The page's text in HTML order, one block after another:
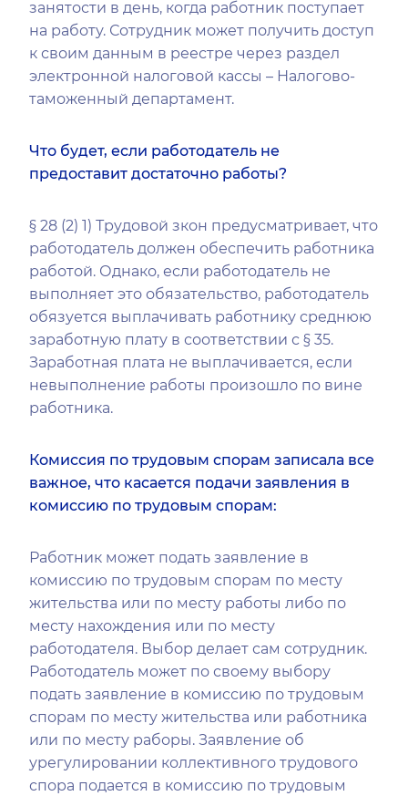
занятости в день, когда работник поступает
на работу. Сотрудник может получить доступ
к своим данным в реестре через раздел
электронной налоговой кассы – Налогово-
таможенный департамент.
Что будет, если работодатель не
предоставит достаточно работы?
§ 28 (2) 1) Трудовой зкон предусматривает, что
работодатель должен обеспечить работника
работой. Однако, если работодатель не
выполняет это обязательство, работодатель
обязуется выплачивать работнику среднюю
заработную плату в соответствии с § 35.
Заработная плата не выплачивается, если
невыполнение работы произошло по вине
работника.
Комиссия по трудовым спорам записала все
важное, что касается подачи заявления в
комиссию по трудовым спорам:
Работник может подать заявление в
комиссию по трудовым спорам по месту
жительства или по месту работы либо по
месту нахождения или по месту
работодателя. Выбор делает сам сотрудник.
Работодатель может по своему выбору
подать заявление в комиссию по трудовым
спорам по месту жительства или работника
или по месту раборы. Заявление об
урегулировании коллективного трудового
спора подается в комиссию по трудовым